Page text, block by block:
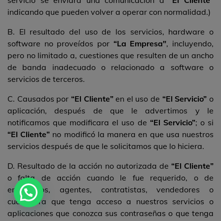
indicando que pueden volver a operar con normalidad.)
B. El resultado del uso de los servicios, hardware o
software no proveídos por “La Empresa", incluyendo,
pero no limitado a, cuestiones que resulten de un ancho
de banda inadecuado o relacionado a software o
servicios de terceros.
C. Causados por “El Cliente” en el uso de “El Servicio” o
aplicación, después de que le advertimos y le
notificamos que modificara el uso de “El Servicio”; o si
“El Cliente” no modificó la manera en que usa nuestros
servicios después de que le solicitamos que lo hiciera.
D. Resultado de la acción no autorizada de “El Cliente”
o falta de acción cuando le fue requerido, o de
empleados, agentes, contratistas, vendedores o
cualquiera que tenga acceso a nuestros servicios o
aplicaciones que conozca sus contraseñas o que tenga